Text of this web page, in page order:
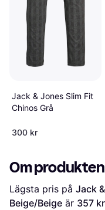
Jack & Jones Slim Fit
Chinos Grå
300 kr
Om produkten
Lägsta pris på Jack
Beige/Beige är 357 kr